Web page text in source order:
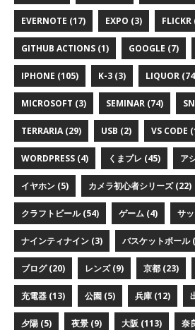
EVERNOTE (17) EXPO (3) FLICKR
GITHUB ACTIONS (1) GOOGLE (7)
IPHONE (105) K-3 (3) LIQUOR
MICROSOFT (3) SEMINAR (74)
TERRARIA (29) USB (2) VS CODE
WORDPRESS (4) くまプレ (45) ア
イヤホン (5) カメラ初心者シリーズ (22)
クラフトビール (54) ゲーム (4) サ
ナインティナイン (3) バスケットボール
ブログ (20) レンズ (9) 京都 (23)
充電器 (13) 公園 (5) 兵庫 (12)
夕陽 (5) 夜景 (9) 大阪 (113) 奈